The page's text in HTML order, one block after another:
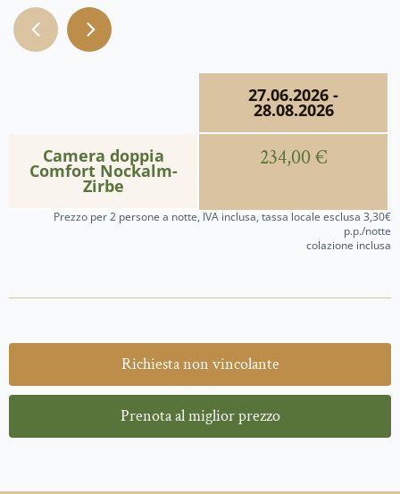
Prezzo per 2 persone a notte, IVA inclusa, tassa locale esclusa 3,30€
p.p./notte
colazione inclusa
27.06.2026 -
28.08.2026
Camera doppia
Comfort Nockalm-
Zirbe
234,00 €
Richiesta non vincolante
Prenota al miglior prezzo